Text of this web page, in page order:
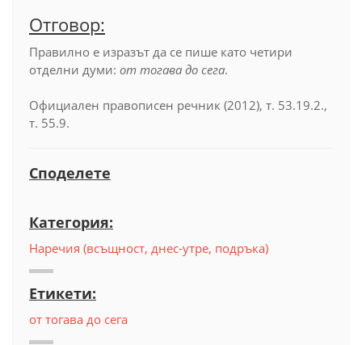
Отговор:
Правилно е изразът да се пише като четири
отделни думи: от тогава до сега.
Официален правописен речник (2012), т. 53.19.2.,
т. 55.9.
Споделете
Категория:
Наречия (всъщност, днес-утре, подръка)
Етикети:
от тогава до сега